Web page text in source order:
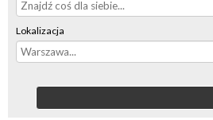
Lokalizacja